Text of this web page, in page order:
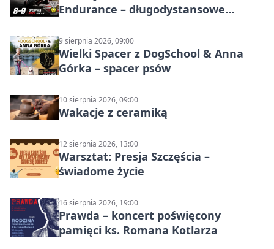
Endurance – długodystansowe
9 sierpnia 2026, 09:00
Wielki Spacer z DogSchool & Anna
Górka – spacer psów
10 sierpnia 2026, 09:00
Wakacje z ceramiką
12 sierpnia 2026, 13:00
Warsztat: Presja Szczęścia –
świadome życie
16 sierpnia 2026, 19:00
Prawda – koncert poświęcony
pamięci ks. Romana Kotlarza